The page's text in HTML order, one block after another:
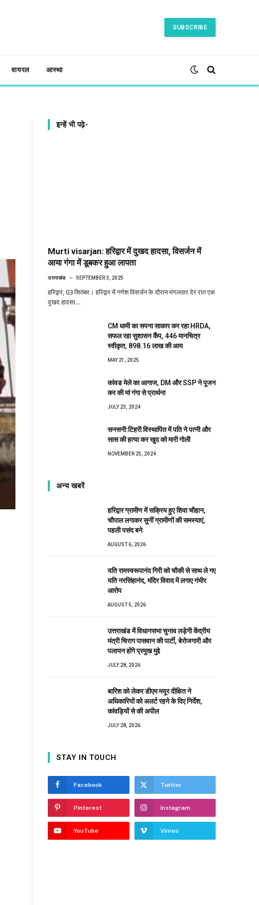
SUBSCRIBE
वायरल आस्था
इन्हें भी पढ़े-
Murti visarjan: हरिद्वार में दुखद हादसा, विसर्जन में
आया गंगा में डूबकर हुआ लापता
उत्तराखंड SEPTEMBER 3, 2025
हरिद्वार, 03 सितंबर। हरिद्वार में गणेश विसर्जन के दौरान मंगलवार देर रात एक
दुखद हादसा…
CM धामी का सपना साकार कर रहा HRDA,
सफल रहा सुशासन कैंप, 446 मानचित्र
स्वीकृत, 898.16 लाख की आय
MAY 21, 2025
कांवड मेले का आगाज, DM और SSP ने पूजन
कर की मां गंगा से प्रार्थना
JULY 23, 2024
सनसनी:टिहरी विस्थापित में पति ने पत्नी और
सास की हत्या कर खुद को मारी गोली
NOVEMBER 25, 2024
अन्य खबरें
हरिद्वार ग्रामीण में सक्रिय हुए शिवा चौहान,
चौपाल लगाकर सुनीं ग्रामीणों की समस्याएं,
पहली पसंद बने
AUGUST 6, 2026
यति रामस्वरूपानंद गिरी को चौकी से साथ ले गए
यति नरसिंहानंद, मंदिर विवाद में लगाए गंभीर
आरोप
AUGUST 5, 2026
उत्तराखंड में विधानसभा चुनाव लड़ेगी केंद्रीय
मंत्री चिराग पासवान की पार्टी, बेरोजगारी और
पलायन होंगे प्रमुख मुद्दे
JULY 28, 2026
बारिश को लेकर डीएम मयूर दीक्षित ने
अधिकारियों को अलर्ट रहने के दिए निर्देश,
कांवड़ियों से की अपील
JULY 28, 2026
STAY IN TOUCH
Facebook Twitter
Pinterest Instagram
YouTube Vimeo